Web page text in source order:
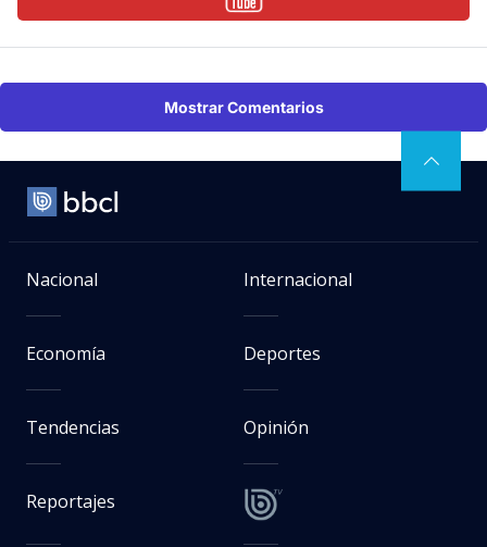
Mostrar Comentarios
Nacional Internacional
Economía Deportes
Tendencias Opinión
Reportajes